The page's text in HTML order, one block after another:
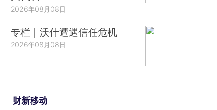
2026年08月08日
专栏｜沃什遭遇信任危机
2026年08月08日
财新移动